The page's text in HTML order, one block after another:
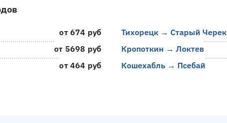
от 674 руб Тихорецк → Старый Черек
от 5698 руб Кропоткин → Локтев
от 464 руб Кошехабль → Псебай